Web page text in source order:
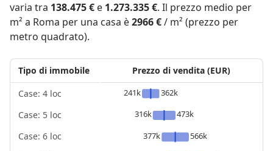
varia tra 138.475 € e 1.273.335 €. Il prezzo medio per
m² a Roma per una casa è2966 €/ m² (prezzo per
metro quadrato).
Tipo di immobile
Case: 4 loc
Case: 5 loc
Case: 6 loc
Prezzo di vendita (EUR)
241k
362k
316k
473k
377k
566k